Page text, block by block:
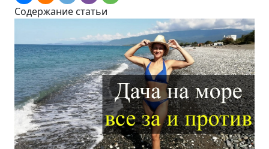
Содержание статьи